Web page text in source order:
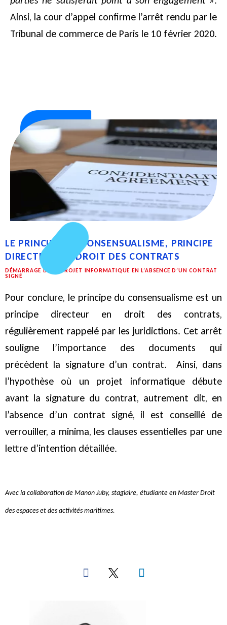
Ainsi, la cour d’appel confirme l’arrêt rendu par le
Tribunal de commerce de Paris le 10 février 2020.
LE PRINCIPE DU CONSENSUALISME, PRINCIPE
DIRECTEUR EN DROIT DES CONTRATS
DÉMARRAGE D'UN PROJET INFORMATIQUE EN L’ABSENCE D’UN CONTRAT
SIGNÉ
Pour conclure, le principe du consensualisme est un
principe directeur en droit des contrats,
régulièrement rappelé par les juridictions. Cet arrêt
souligne l’importance des documents qui
précèdent la signature d’un contrat. Ainsi, dans
l’hypothèse où un projet informatique débute
avant la signature du contrat, autrement dit, en
l’absence d’un contrat signé, il est conseillé de
verrouiller, a minima, les clauses essentielles par une
lettre d’intention détaillée.
Avec la collaboration de Manon Juby, stagiaire, étudiante en Master Droit
des espaces et des activités maritimes.